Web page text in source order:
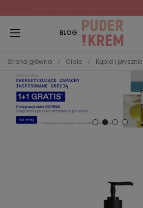
BLOG
Strona główna Ciało Kąpiel i prysznic